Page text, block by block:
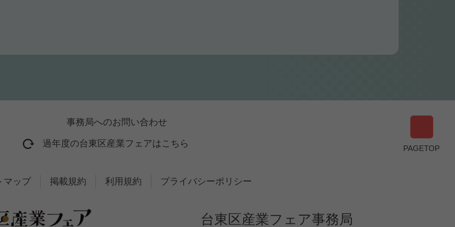
台東区産業フェア事務局
事務局へのお問い合わせ
過年度の台東区産業フェアはこちら
2017年開催フェア
2019年開催フェア
マップ 掲載規約 利用規約 プライバシーポリシー
PAGETOP